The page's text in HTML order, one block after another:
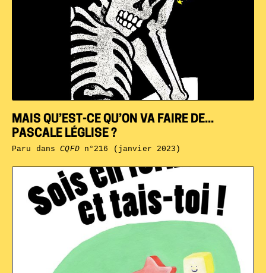
MAIS QU’EST-CE QU’ON VA FAIRE DE...
PASCALE LÉGLISE ?
Paru dansCQFDn°216 (janvier 2023)